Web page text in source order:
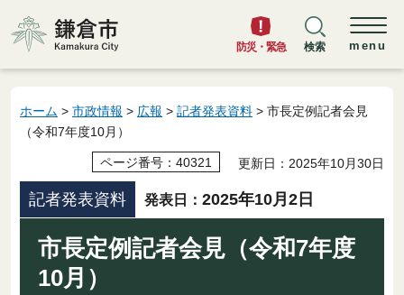
鎌倉市
防災・緊急 検索 menu
ホーム > 市政情報 > 広報 > 記者発表資料 > 市長定例記者会見
（令和7年度10月）
ページ番号：40321 更新日：2025年10月30日
記者発表資料 発表日： 2025年10月2日
市長定例記者会見（令和7年度
10月）